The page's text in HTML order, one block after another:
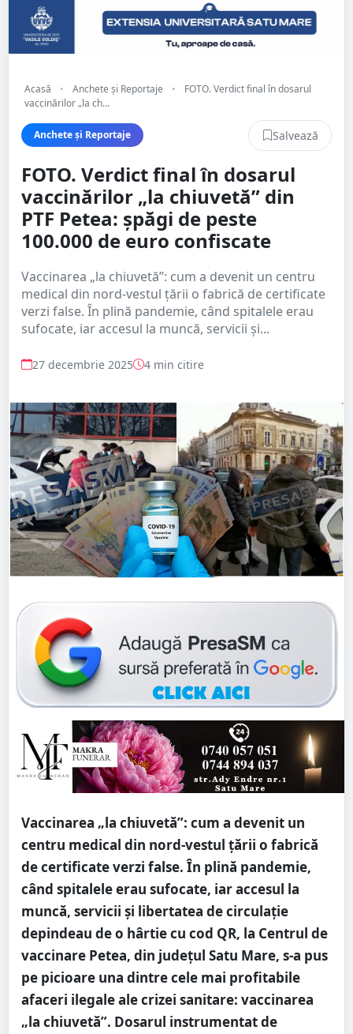
Acasă • Anchete și Reportaje •
FOTO. Verdict final în dosarul
vaccinărilor „la ch...
Anchete și Reportaje Salvează
FOTO. Verdict final în dosarul
vaccinărilor „la chiuvetă” din
PTF Petea: șpăgi de peste
100.000 de euro confiscate
Vaccinarea „la chiuvetă”: cum a devenit un centru
medical din nord-vestul țării o fabrică de certificate
verzi false. În plină pandemie, când spitalele erau
sufocate, iar accesul la muncă, servicii și...
27 decembrie 2025 4 min citire
Vaccinarea „la chiuvetă”: cum a devenit un
centru medical din nord-vestul țării o fabrică
de certificate verzi false. În plină pandemie,
când spitalele erau sufocate, iar accesul la
muncă, servicii și libertatea de circulație
depindeau de o hârtie cu cod QR, la Centrul de
vaccinare Petea, din județul Satu Mare, s-a pus
pe picioare una dintre cele mai profitabile
afaceri ilegale ale crizei sanitare: vaccinarea
„la chiuvetă”. Dosarul instrumentat de